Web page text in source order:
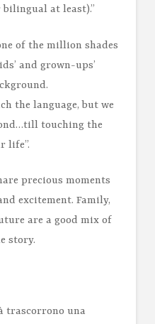
at least).”
of the million shades
and grown-ups’
the language, but we
touching the
life”.
precious moments
excitement. Family,
are a good mix of
story.
trascorrono una